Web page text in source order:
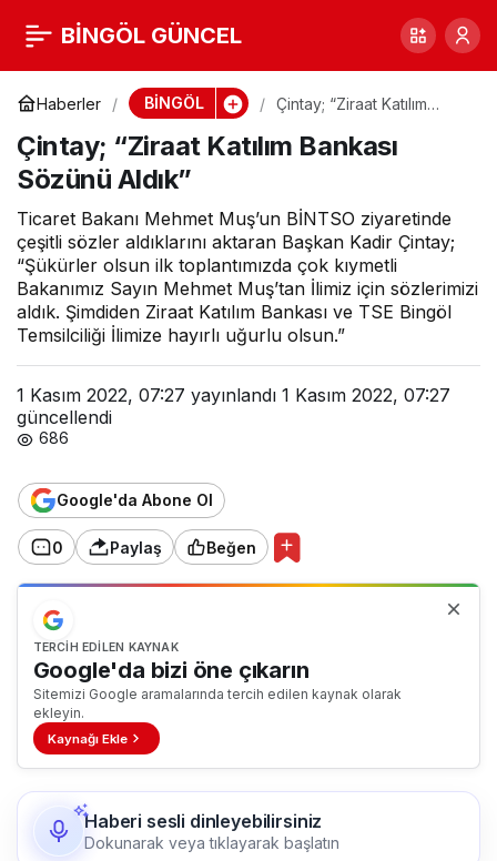
BİNGÖL GÜNCEL
Haberler BİNGÖL
Çintay; “Ziraat Katılım
Çintay; “Ziraat Katılım Bankası
Sözünü Aldık”
Ticaret Bakanı Mehmet Muş’un BİNTSO ziyaretinde
çeşitli sözler aldıklarını aktaran Başkan Kadir Çintay;
“Şükürler olsun ilk toplantımızda çok kıymetli
Bakanımız Sayın Mehmet Muş’tan İlimiz için sözlerimizi
aldık. Şimdiden Ziraat Katılım Bankası ve TSE Bingöl
Temsilciliği İlimize hayırlı uğurlu olsun.”
1 Kasım 2022, 07:27 yayınlandı 1 Kasım 2022, 07:27
güncellendi
686
Google'da Abone Ol
0 Paylaş Beğen
TERCIH EDILEN KAYNAK
Google'da bizi öne çıkarın
Sitemizi Google aramalarında tercih edilen kaynak olarak
ekleyin.
Kaynağı Ekle
Haberi sesli dinleyebilirsiniz
Dokunarak veya tıklayarak başlatın
Çintay; “Ziraat Katılım
Bankası Sözünü Aldık”
0